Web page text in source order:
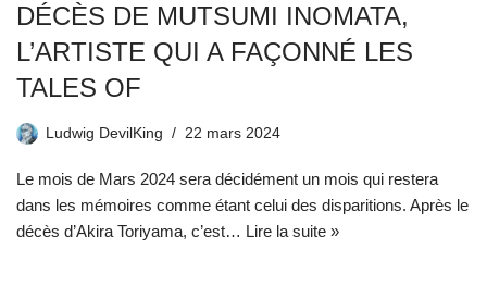
DÉCÈS DE MUTSUMI INOMATA,
L’ARTISTE QUI A FAÇONNÉ LES
TALES OF
Ludwig DevilKing 22 mars 2024
Le mois de Mars 2024 sera décidément un mois qui restera
dans les mémoires comme étant celui des disparitions. Après le
décès d’Akira Toriyama, c’est… Lire la suite »